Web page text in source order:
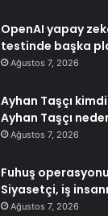
OpenAI yapay
testinde başka
Ağustos 7, 2026
Ayhan Taşçı
Ayhan Taşçı
Ağustos 7, 2026
Fuhuş
Siyasetçi, iş
Ağustos 7, 2026